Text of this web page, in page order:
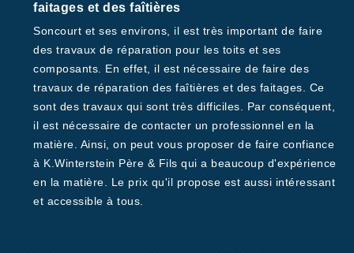
faitages et des faîtières
Soncourt et ses environs, il est très important de faire
des travaux de réparation pour les toits et ses
composants. En effet, il est nécessaire de faire des
travaux de réparation des faîtières et des faitages. Ce
sont des travaux qui sont très difficiles. Par conséquent,
il est nécessaire de contacter un professionnel en la
matière. Ainsi, on peut vous proposer de faire confiance
à K.Winterstein Père & Fils qui a beaucoup d'expérience
en la matière. Le prix qu'il propose est aussi intéressant
et accessible à tous.